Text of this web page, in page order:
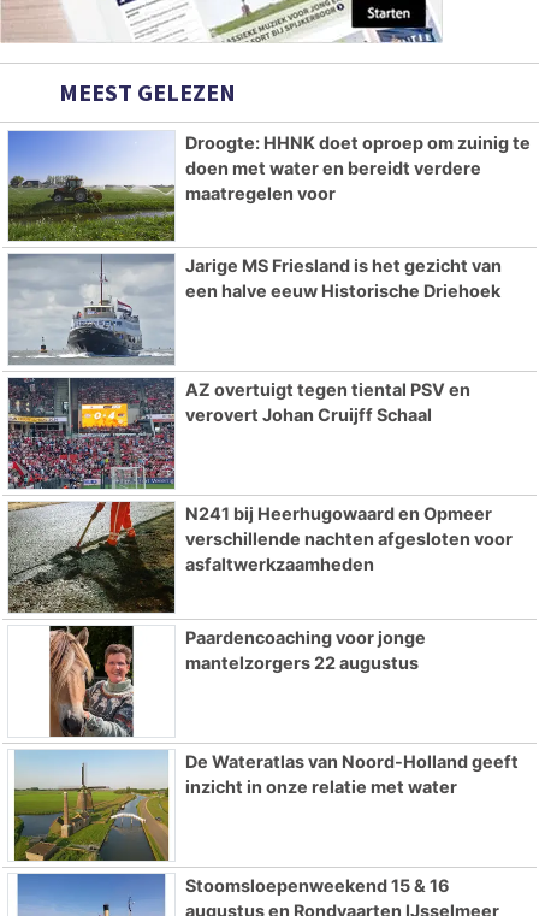
MEEST GELEZEN
Droogte: HHNK doet oproep om zuinig te
doen met water en bereidt verdere
maatregelen voor
Jarige MS Friesland is het gezicht van
een halve eeuw Historische Driehoek
AZ overtuigt tegen tiental PSV en
verovert Johan Cruijff Schaal
N241 bij Heerhugowaard en Opmeer
verschillende nachten afgesloten voor
asfaltwerkzaamheden
Paardencoaching voor jonge
mantelzorgers 22 augustus
De Wateratlas van Noord-Holland geeft
inzicht in onze relatie met water
Stoomsloepenweekend 15 & 16
augustus en Rondvaarten IJsselmeer